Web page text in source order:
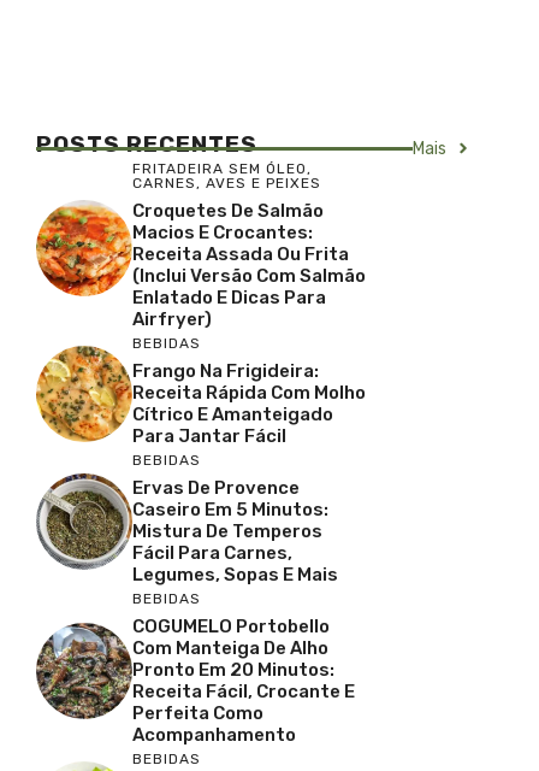
POSTS RECENTES Mais
FRITADEIRA SEM ÓLEO ,
CARNES, AVES E PEIXES
Croquetes De Salmão
Macios E Crocantes:
Receita Assada Ou Frita
(inclui Versão Com Salmão
Enlatado E Dicas Para
Airfryer)
BEBIDAS
Frango Na Frigideira:
Receita Rápida Com Molho
Cítrico E Amanteigado
Para Jantar Fácil
BEBIDAS
Ervas De Provence
Caseiro Em 5 Minutos:
Mistura De Temperos
Fácil Para Carnes,
Legumes, Sopas E Mais
BEBIDAS
COGUMELO Portobello
Com Manteiga De Alho
Pronto Em 20 Minutos:
Receita Fácil, Crocante E
Perfeita Como
Acompanhamento
BEBIDAS